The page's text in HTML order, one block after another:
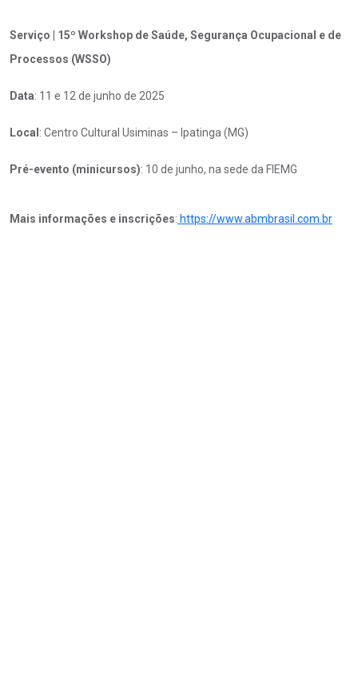
Serviço | 15º Workshop de Saúde, Segurança Ocupacional e de
Processos (WSSO)
Data: 11 e 12 de junho de 2025
Local : Centro Cultural Usiminas – Ipatinga (MG)
Pré-evento (minicursos): 10 de junho, na sede da FIEMG
Mais informações e inscrições: https://www.abmbrasil.com.br